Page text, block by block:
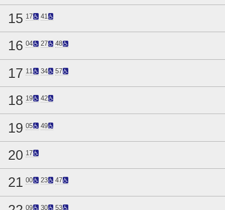
15 17 41
16 04 27 48
17 11 34 57
18 19 42
19 05 49
20 17
21 00 23 47
09 30 53